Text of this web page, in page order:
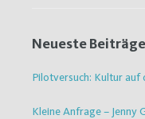
Neueste Beiträge
Pilotversuch: Kultur auf
Kleine Anfrage – Jenny